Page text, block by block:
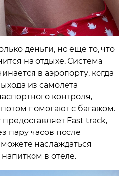
деньги, но еще то, что
на отдыхе. Система
в аэропорту, когда
из самолета
контроля,
помогают с багажом.
Fast track,
пару часов после
наслаждаться
в отеле.